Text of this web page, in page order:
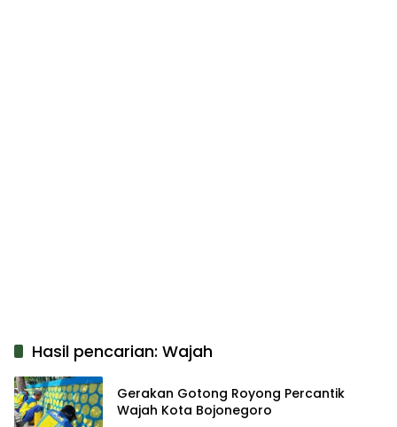
Hasil pencarian: Wajah
Gerakan Gotong Royong Percantik
Wajah Kota Bojonegoro